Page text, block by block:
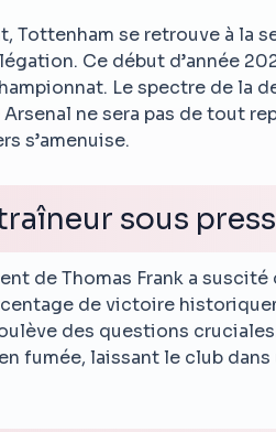
Tottenham se retrouve à la
Ce début d’année
Le spectre de la
ne sera pas de tout
s’amenuise.
sous
de Thomas Frank a
de victoire
des questions
fumée, laissant le club